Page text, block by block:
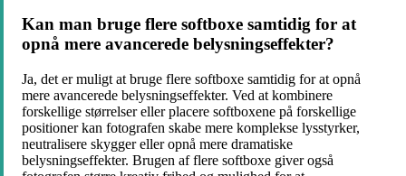
Kan man bruge flere softboxe samtidig for at
opnå mere avancerede belysningseffekter?
Ja, det er muligt at bruge flere softboxe samtidig for at opnå
mere avancerede belysningseffekter. Ved at kombinere
forskellige størrelser eller placere softboxene på forskellige
positioner kan fotografen skabe mere komplekse lysstyrker,
neutralisere skygger eller opnå mere dramatiske
belysningseffekter. Brugen af flere softboxe giver også